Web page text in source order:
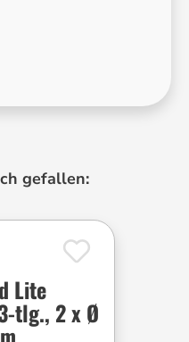
gefallen:
Lite
tlg., 2 x Ø